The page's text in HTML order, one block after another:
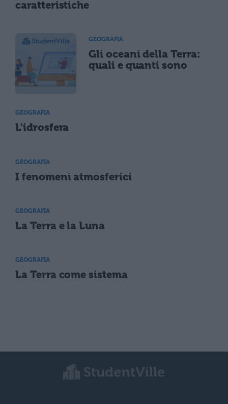
caratteristiche
GEOGRAFIA
Gli oceani della Terra:
quali e quanti sono
GEOGRAFIA
L'idrosfera
GEOGRAFIA
I fenomeni atmosferici
GEOGRAFIA
La Terra e la Luna
GEOGRAFIA
La Terra come sistema